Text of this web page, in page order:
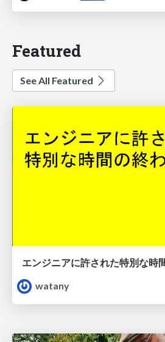
Featured
See All Featured
エンジニアに許された特別な時
watany